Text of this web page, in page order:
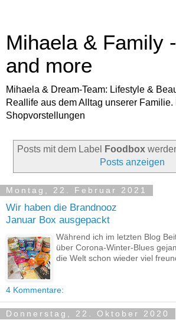
Mihaela & Family
and more
Mihaela & Dream-Team: Lifestyle &
Reallife aus dem Alltag unserer Familie.
Shopvorstellungen
Posts mit dem Label Foodbox
Posts anzeigen
Montag, 22. Februar 2021
Wir haben die Brandnooz
Januar Box ausgepackt
Während ich im letzten Blog
über Corona-Winter-Blues
die Welt schon wieder viel
4 Kommentare:
Donnerstag, 22. Oktober 2020